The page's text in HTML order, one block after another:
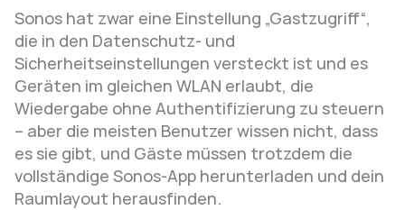
Sonos hat zwar eine Einstellung „Gastzugriff“,
die in den Datenschutz- und
Sicherheitseinstellungen versteckt ist und es
Geräten im gleichen WLAN erlaubt, die
Wiedergabe ohne Authentifizierung zu steuern
– aber die meisten Benutzer wissen nicht, dass
es sie gibt, und Gäste müssen trotzdem die
vollständige Sonos-App herunterladen und dein
Raumlayout herausfinden.